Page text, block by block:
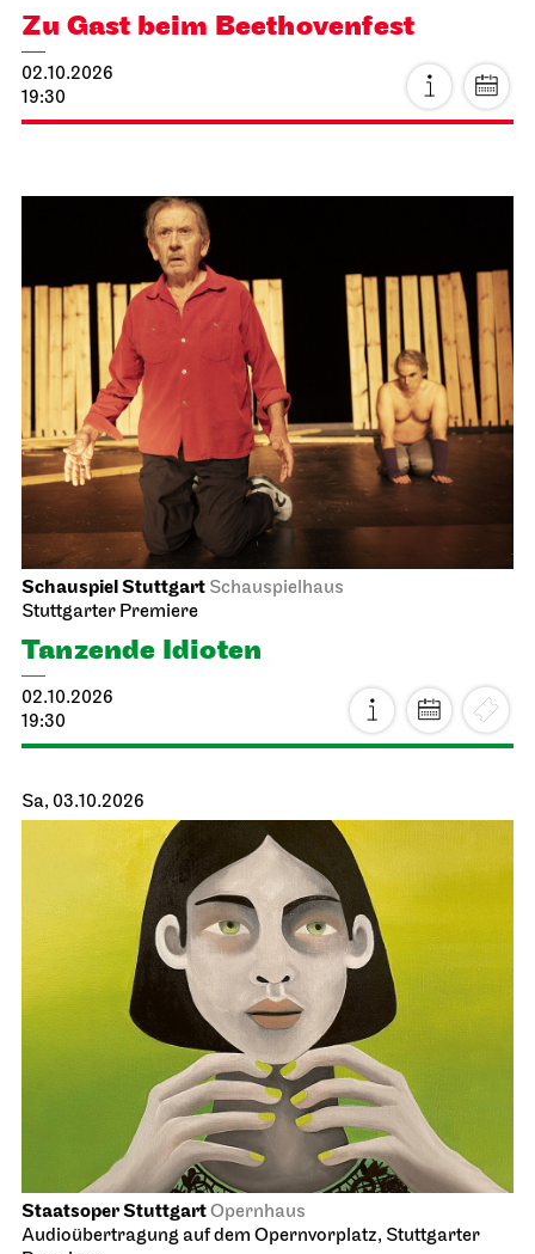
Zu Gast beim Beethovenfest
02.10.2026
19:30
Schauspiel Stuttgart Schauspielhaus
Stuttgarter Premiere
Tanzende Idioten
02.10.2026
19:30
Sa, 03.10.2026
Staatsoper StuttgartOpernhaus
Audioübertragung auf dem Opernvorplatz, Stuttgarter